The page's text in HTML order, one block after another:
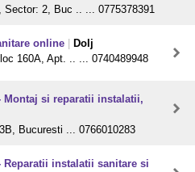
Sector: 2, Buc .. ... 0775378391
online
Dolj
160A, Apt. .. ... 0740489948
Montaj si reparatii instalatii,
Bucuresti ... 0766010283
Reparatii instalatii sanitare si